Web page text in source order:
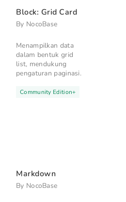
Block: Grid Card
By NocoBase
Menampilkan data
dalam bentuk grid
list, mendukung
pengaturan paginasi.
Community Edition+
Markdown
By NocoBase